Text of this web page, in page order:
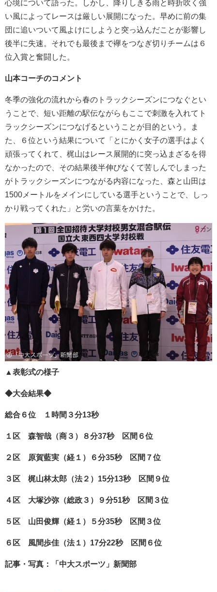
心境について語った。しかし、降りしきる雨と時折吹く強
い風によってレースは厳しい展開になった。早めに前の集
団に追いついて風よけにしようと突っ込んだことが影響し
後半に失速。それでも最後まで襷をつなぎ切りチームは６
位入賞と奮闘した。
山本コーチのコメント
冬季の強化の流れから春のトラックシーズンにつなぐとい
うことで、短い距離の駅伝ながらもここで刺激を入れてト
ラックシーズンにつなげるということが目的という。ま
た、６位という結果について「とにかく女子の選手はよく
頑張ってくれて、梶山はレース展開的に突っ込まざるを得
なかったので、その結果後半伸びなくて苦しんでしまった
がトラックシーズンにつながる内容になった、森と山田は
1500メートルをメインにしている選手ということで、しっ
かり戦ってくれた」と労いの言葉をかけた。
▲表彰式の様子
◆大会結果◆
総合６位 １時間３分13秒
１区 森智哉（商３）８分37秒 区間６位
２区 原賀藍実（経１）６分35秒 区間７位
３区 梶山林太郎（法２）15分13秒 区間９位
４区 大塚沙弥（総政３）９分51秒 区間３位
５区 山田俊輝（経１）５分35秒 区間３位
６区 風間歩佳（法１）17分22秒 区間６位
記事・写真：「中大スポーツ」新聞部